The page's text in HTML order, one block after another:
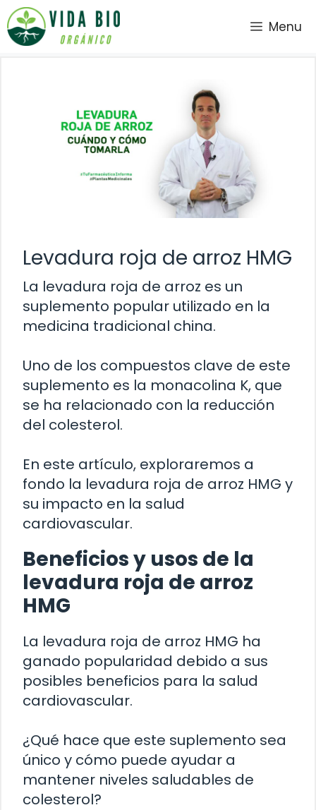
Saltar
al
contenido
Menu
Levadura roja de arroz HMG
La levadura roja de arroz es un
suplemento popular utilizado en la
medicina tradicional china.
Uno de los compuestos clave de este
suplemento es la monacolina K, que
se ha relacionado con la reducción
del colesterol.
En este artículo, exploraremos a
fondo la levadura roja de arroz HMG y
su impacto en la salud
cardiovascular.
Beneficios y usos de la
levadura roja de arroz
HMG
La levadura roja de arroz HMG ha
ganado popularidad debido a sus
posibles beneficios para la salud
cardiovascular.
¿Qué hace que este suplemento sea
único y cómo puede ayudar a
mantener niveles saludables de
colesterol?